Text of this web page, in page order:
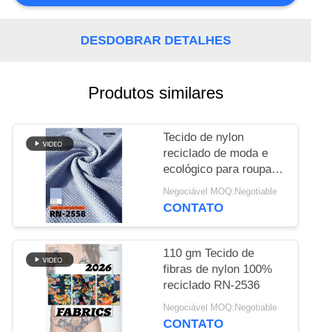
NOTÍCIA
MAPA
DO
PRIVACY
POLICY
DESDOBRAR DETALHES
Produtos similares
Tecido de nylon
reciclado de moda e
ecológico para roupas
sustentáveis
Negociável MOQ:Negotiable
CONTATO
110 gm Tecido de
fibras de nylon 100%
reciclado RN-2536
Negociável MOQ:Negotiable
CONTATO